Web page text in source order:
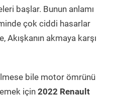
başlar. Bunun anlamı
çok ciddi hasarlar
akmaya karşı
bile motor ömrünü
için 2022 Renault